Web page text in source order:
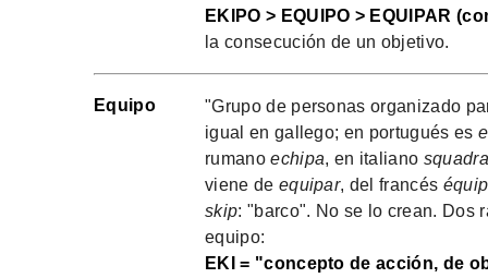
EKIPO > EQUIPO > EQUIPAR
la consecución de un objetivo.
Equipo
"Grupo de personas organizado
igual en gallego; en portugués es
rumanoechipa, en italiano squadra
viene de equipar, del francés
skip: "barco". No se lo crean. Dos
equipo:
EKI = "concepto de acción, de